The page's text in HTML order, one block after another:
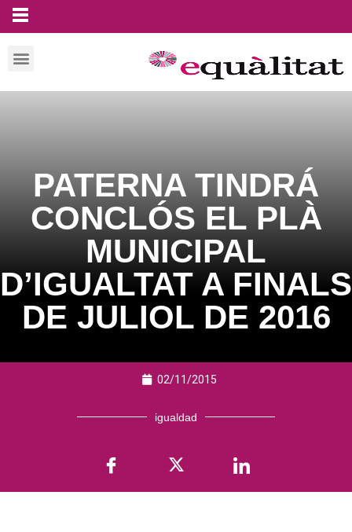
PATERNA TINDRÁ
CONCLÓS EL PLÀ
MUNICIPAL
D’IGUALTAT A FINALS
DE JULIOL DE 2016
02/11/2015
igualdad